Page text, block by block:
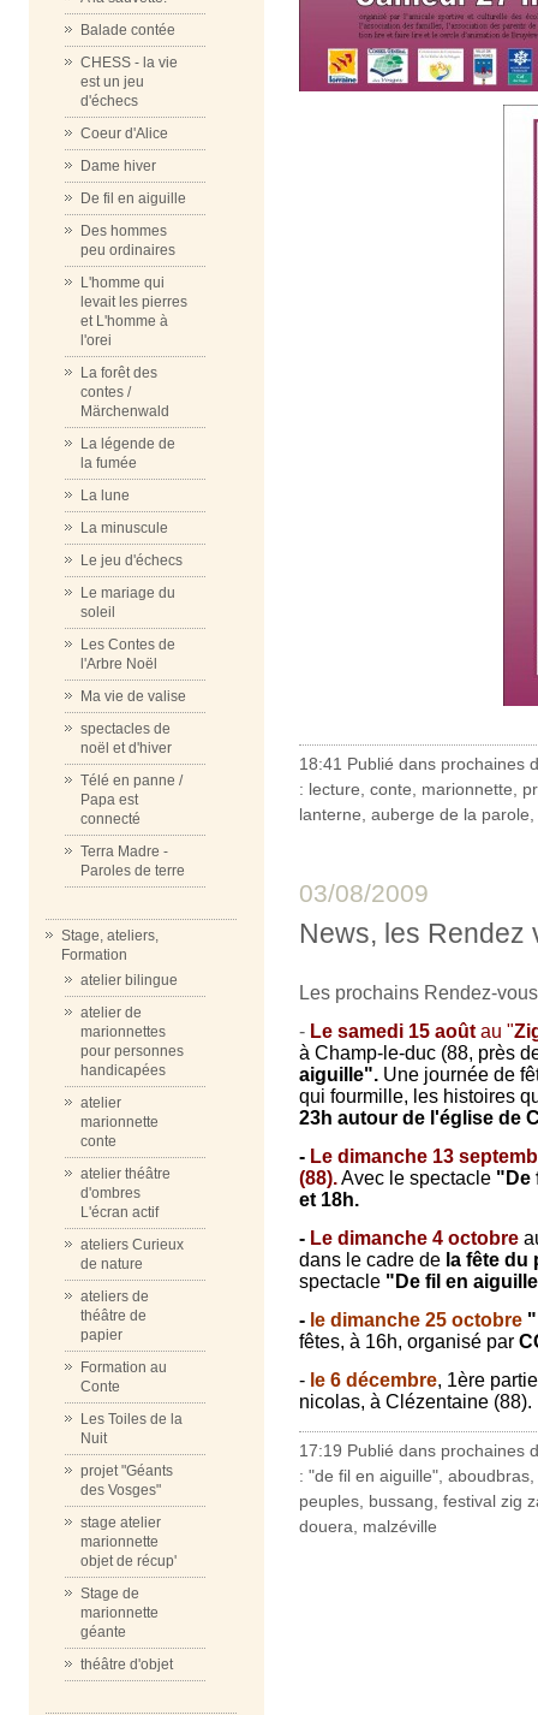
Balade contée
CHESS - la vie
est un jeu
d'échecs
Coeur d'Alice
Dame hiver
De fil en aiguille
Des hommes
peu ordinaires
L'homme qui
levait les pierres
et L'homme à
l'orei
La forêt des
contes /
Märchenwald
La légende de
la fumée
La lune
La minuscule
Le jeu d'échecs
Le mariage du
soleil
Les Contes de
l'Arbre Noël
Ma vie de valise
spectacles de
noël et d'hiver
Télé en panne /
Papa est
connecté
Terra Madre -
Paroles de terre
Stage, ateliers,
Formation
atelier bilingue
atelier de
marionnettes
pour personnes
handicapées
atelier
marionnette
conte
atelier théâtre
d'ombres
L'écran actif
ateliers Curieux
de nature
ateliers de
théâtre de
papier
Formation au
Conte
Les Toiles de la
Nuit
projet "Géants
des Vosges"
stage atelier
marionnette
objet de récup'
Stage de
marionnette
géante
théâtre d'objet
18:41 Publié dans prochaines
: lecture conte marionnette
lanterne auberge de la parole
03/08/2009
News, les Rendez
Les prochains Rendez-
- Le samedi 15 août au "
à Champ-le-duc (88, près
aiguille". Une journée de
qui fourmille, les histoires
23h autour de l'église de
- Le dimanche 13
(88).Avec le spectacle "De
et 18h.
- Le dimanche 4 octobre
dans le cadre de la fête du
spectacle "De fil en
- le dimanche 25 octobre
fêtes, à 16h, organisé par
- le 6 décembre, 1ère
nicolas, à Clézentaine (88).
17:19 Publié dans prochaines
: "de fil en aiguille" aboudbras
peuples bussang festival zig
douera
malzéville